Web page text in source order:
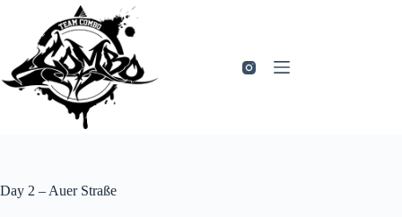
springen
Day 2 – Auer Straße